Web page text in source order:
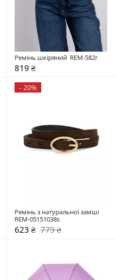
Ремінь шкіряний  REM-582r
819 ₴
- 20%
Ремінь з натуральної замші
REM-05151038s
623 ₴ 779 ₴